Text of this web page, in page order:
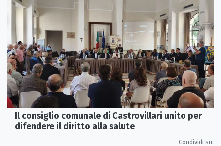
Il consiglio comunale di Castrovillari unito per
difendere il diritto alla salute
Condividi su: